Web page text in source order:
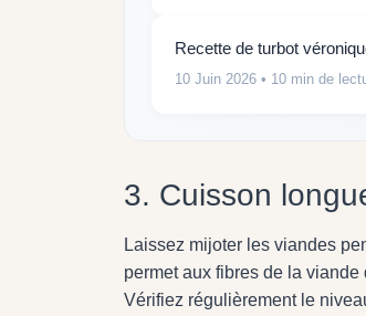
Recette de turbot
10 Juin 2026 • 10 min de
3. Cuisson
Laissez mijoter les viandes
permet aux fibres de la
Vérifiez régulièrement le